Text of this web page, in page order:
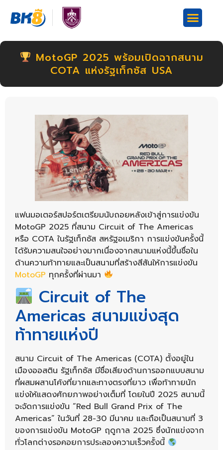
MotoGP 2025 พร้อมเปิดฉากสนาม
COTA แห่งรัฐเท็กซัส USA
แฟนมอเตอร์สปอร์ตเตรียมนับถอยหลังเข้าสู่การแข่งขัน
MotoGP 2025 ที่สนาม Circuit of The Americas
หรือ COTA ในรัฐเท็กซัส สหรัฐอเมริกา การแข่งขันครั้งนี้
ได้รับความสนใจอย่างมากเนื่องจากสนามแห่งนี้ขึ้นชื่อใน
ด้านความท้าทายและเป็นสนามที่สร้างสีสันให้การแข่งขัน
MotoGP ทุกครั้งที่ผ่านมา
Circuit of The
Americas สนามแข่งสุด
ท้าทายแห่งปี
สนาม Circuit of The Americas (COTA) ตั้งอยู่ใน
เมืองออสติน รัฐเท็กซัส มีชื่อเสียงด้านการออกแบบสนาม
ที่ผสมผสานโค้งที่ยากและทางตรงที่ยาว เพื่อท้าทายนัก
แข่งให้แสดงศักยภาพอย่างเต็มที่ โดยในปี 2025 สนามนี้
จะจัดการแข่งขัน “Red Bull Grand Prix of The
Americas” ในวันที่ 28-30 มีนาคม และถือเป็นสนามที่ 3
ของการแข่งขัน MotoGP ฤดูกาล 2025 ซึ่งนักแข่งจาก
ทั่วโลกต่างรอคอยการประลองความเร็วครั้งนี้